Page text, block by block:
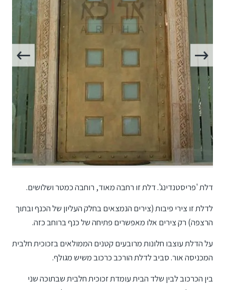
דלת 'פריסטנדינג'. דלת זו רחבה מאוד, רוחבה כמטר ושלושים.
לדלת זו צירי פיבות (צירים הנמצאים בחלק העליון של הכנף ובתוך
הרצפה) רק צירים אלו מאפשרים פתיחה של כנף ברוחב כזה.
על הדלת עוצבו חלונות מרובעים קטנים הממולאים בזכוכית חלבית
המכניסה אור. סביב לדלת הורכב כרכוב משיש מגולף.
בין הכרכוב לבין שלד הבית עומדת זכוכית חלבית שבתוכה שני